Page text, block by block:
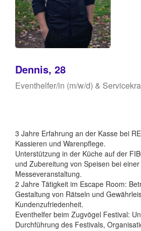
Dennis, 28
Eventhelfer/in (m/w/d) &
3 Jahre Erfahrung an der Kasse bei
Kassieren und Warenpflege.
Unterstützung in der Küche auf der
und Zubereitung von Speisen bei
Messeveranstaltung.
2 Jahre Tätigkeit im Escape Room:
Gestaltung von Rätseln und
Kundenzufriedenheit.
Eventhelfer beim Zugvögel Festival:
Durchführung des Festivals,